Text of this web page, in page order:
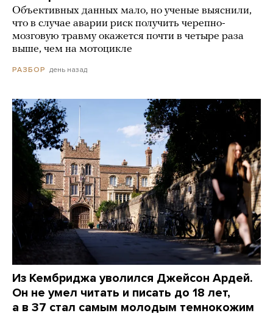
Объективных данных мало, но ученые выяснили,
что в случае аварии риск получить черепно-
мозговую травму окажется почти в четыре раза
выше, чем на мотоцикле
РАЗБОР день назад
Из Кембриджа уволился Джейсон Ардей.
Он не умел читать и писать до 18 лет,
а в 37 стал самым молодым темнокожим